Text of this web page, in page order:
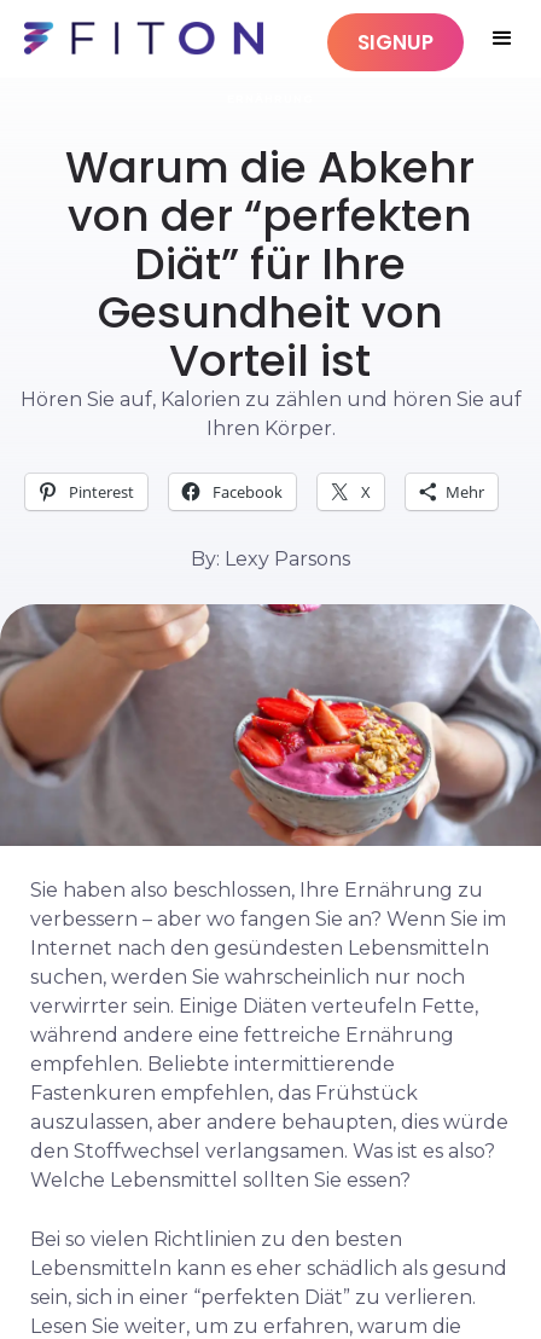
SIGNUP
Warum die Abkehr
von der “perfekten
Diät” für Ihre
Gesundheit von
Vorteil ist
Hören Sie auf, Kalorien zu zählen und hören Sie auf
Ihren Körper.
Pinterest Facebook X Mehr
By: Lexy Parsons
Sie haben also beschlossen, Ihre Ernährung zu
verbessern – aber wo fangen Sie an? Wenn Sie im
Internet nach den gesündesten Lebensmitteln
suchen, werden Sie wahrscheinlich nur noch
verwirrter sein. Einige Diäten verteufeln Fette,
während andere eine fettreiche Ernährung
empfehlen. Beliebte intermittierende
Fastenkuren empfehlen, das Frühstück
auszulassen, aber andere behaupten, dies würde
den Stoffwechsel verlangsamen. Was ist es also?
Welche Lebensmittel sollten Sie essen?
Bei so vielen Richtlinien zu den besten
Lebensmitteln kann es eher schädlich als gesund
sein, sich in einer “perfekten Diät” zu verlieren.
Lesen Sie weiter, um zu erfahren, warum die